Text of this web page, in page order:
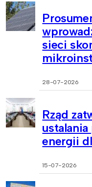
sieci
28-07-2026
Rząd
energii
15-07-2026